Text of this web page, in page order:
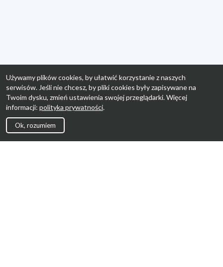
Używamy plików cookies, by ułatwić korzystanie z naszych
serwisów. Jeśli nie chcesz, by pliki cookies były zapisywane na
Twoim dysku, zmień ustawienia swojej przeglądarki. Więcej
informacji: polityka prywatności.
Ok, rozumiem